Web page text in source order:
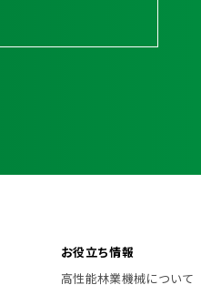
お役立ち情報
高性能林業機械について